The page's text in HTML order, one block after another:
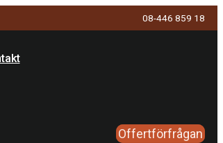
08-446 859 18
Offertförfrågan